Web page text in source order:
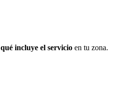
qué incluye el servicio en tu zona.